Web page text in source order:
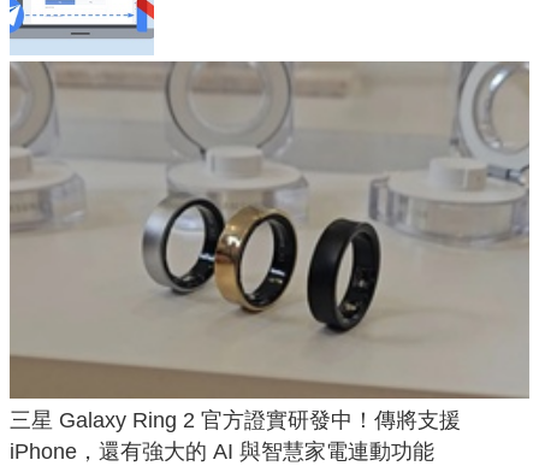
三星 Galaxy Ring 2 官方證實研發中！傳將支援
iPhone，還有強大的 AI 與智慧家電連動功能